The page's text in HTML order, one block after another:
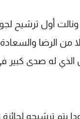
أول ترشيح
هائلا من الرضا
له صدى كبير
​ترشيحه